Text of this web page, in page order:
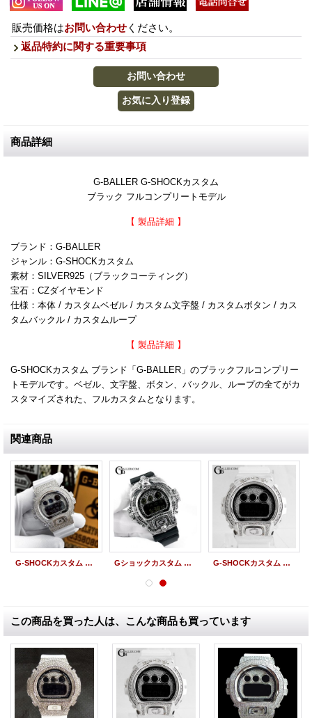
販売価格はお問い合わせ ください。
返品特約に関する重要事項
商品詳細
G-BALLER G-SHOCKカスタム
ブラック フルコンプリートモデル
【 製品詳細 】
ブランド：G-BALLER
ジャンル：G-SHOCKカスタム
素材：SILVER925（ブラックコーティング）
宝石：CZダイヤモンド
仕様：本体 / カスタムベゼル / カスタム文字盤 / カスタムボタン / カス
タムバックル / カスタムループ
【 製品詳細 】
G-SHOCKカスタム ブランド「G-BALLER」のブラックフルコンプリー
トモデルです。ベゼル、文字盤、ボタン、バックル、ループの全てがカ
スタマイズされた、フルカスタムとなります。
関連商品
G-SHOCKカスタム DW6900NB-7 クレイジーカラーズ ホワイト フルカスタム Gショックカスタム DW6900 クロムスカルカスタム フルカスタム G-SHOCKカスタム DW6900 ダブルラインカスタム
この商品を買った人は、こんな商品も買っています